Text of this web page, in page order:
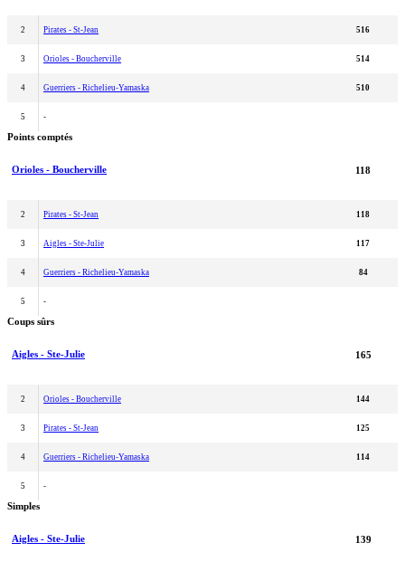
2 Pirates - St-Jean 516
3 Orioles - Boucherville 514
4 Guerriers - Richelieu-Yamaska 510
5 -
Points comptés
Orioles - Boucherville 118
2 Pirates - St-Jean 118
3 Aigles - Ste-Julie 117
4 Guerriers - Richelieu-Yamaska 84
5 -
Coups sûrs
Aigles - Ste-Julie 165
2 Orioles - Boucherville 144
3 Pirates - St-Jean 125
4 Guerriers - Richelieu-Yamaska 114
5 -
Simples
Aigles - Ste-Julie 139